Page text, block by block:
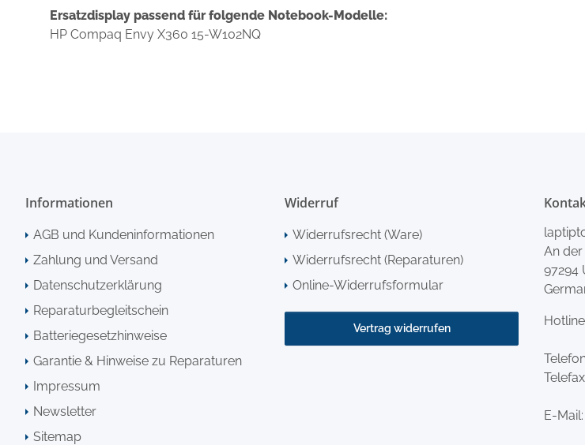
Ersatzdisplay passend für folgende Notebook-Modelle:
HP Compaq Envy X360 15-W102NQ
Informationen
AGB und Kundeninformationen
Zahlung und Versand
Datenschutzerklärung
Reparaturbegleitschein
Batteriegesetzhinweise
Garantie & Hinweise zu Reparaturen
Impressum
Newsletter
Sitemap
Widerruf
Widerrufsrecht (Ware)
Widerrufsrecht (Reparaturen)
Online-Widerrufsformular
Vertrag widerrufen
An der
97294
E-Mail: